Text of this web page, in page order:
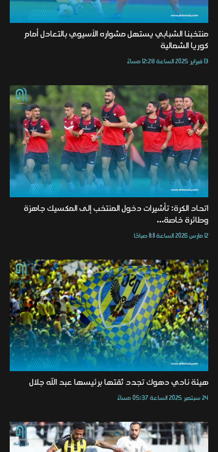
منتخبنا الشبابي يستهل مشواره الآسيوي بالتعادل أمام
كوريا الشمالية
13 فبراير 2025 الساعة 12:28 مساءً
اتحاد الكرة: تأشيرات دخول المنتخب إلى المكسيك جاهزة
وطائرة خاصة...
12 مارس 2026 الساعة 11:11 صباحًا
هيئة نادي دهوك تجدد ثقتها برئيسها عبد الله جلال
24 سبتمبر 2025 الساعة 05:37 مساءً